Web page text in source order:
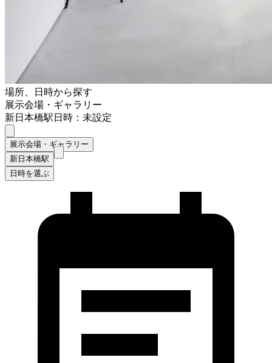
場所、日時から探す
展示会場・ギャラリー
新日本橋駅日時：未設定
展示会場・ギャラリー
新日本橋駅
日時を選ぶ